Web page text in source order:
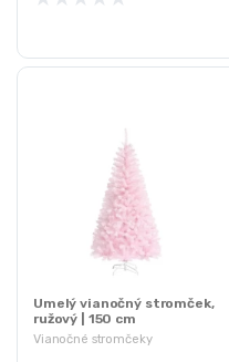
Vianočné stromčeky
Umelý vianočný stromček,
ružový | 150 cm